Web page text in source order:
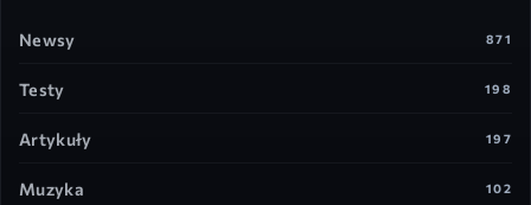
Newsy 871
Testy 198
Artykuły 197
Muzyka 102